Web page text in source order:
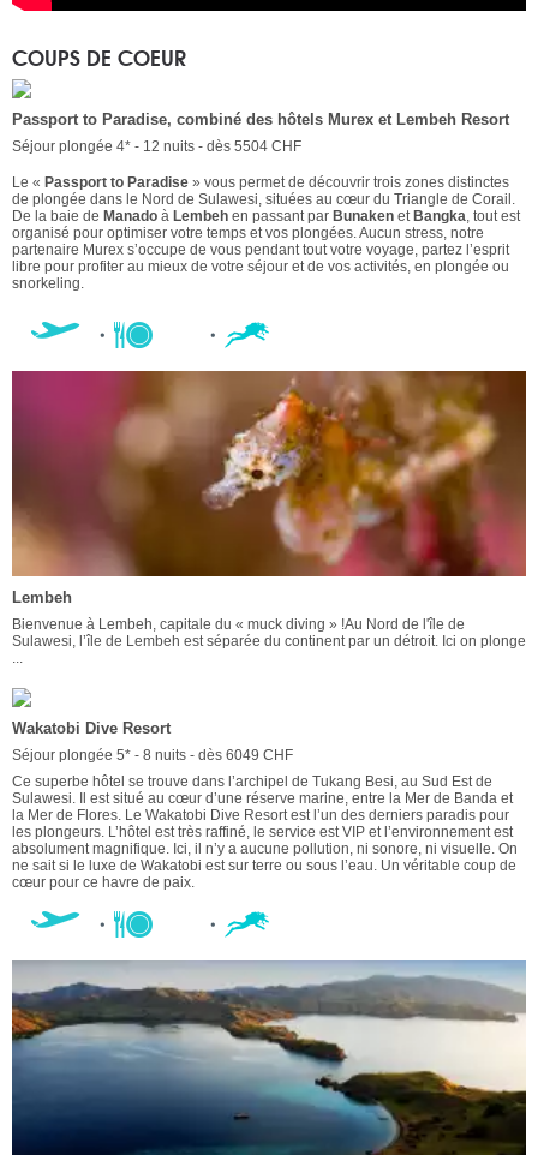
COUPS DE COEUR
Passport to Paradise, combiné des hôtels Murex et Lembeh Resort
Séjour plongée 4* - 12 nuits - dès 5504 CHF
Le « Passport to Paradise » vous permet de découvrir trois zones distinctes
de plongée dans le Nord de Sulawesi, situées au cœur du Triangle de Corail.
De la baie de Manado à Lembeh en passant par Bunaken et Bangka, tout est
organisé pour optimiser votre temps et vos plongées. Aucun stress, notre
partenaire Murex s’occupe de vous pendant tout votre voyage, partez l’esprit
libre pour profiter au mieux de votre séjour et de vos activités, en plongée ou
snorkeling.
Lembeh
Bienvenue à Lembeh, capitale du « muck diving » !Au Nord de l'île de
Sulawesi, l’île de Lembeh est séparée du continent par un détroit. Ici on plonge
...
Wakatobi Dive Resort
Séjour plongée 5* - 8 nuits - dès 6049 CHF
Ce superbe hôtel se trouve dans l’archipel de Tukang Besi, au Sud Est de
Sulawesi. Il est situé au cœur d’une réserve marine, entre la Mer de Banda et
la Mer de Flores. Le Wakatobi Dive Resort est l’un des derniers paradis pour
les plongeurs. L’hôtel est très raffiné, le service est VIP et l’environnement est
absolument magnifique. Ici, il n’y a aucune pollution, ni sonore, ni visuelle. On
ne sait si le luxe de Wakatobi est sur terre ou sous l’eau. Un véritable coup de
cœur pour ce havre de paix.